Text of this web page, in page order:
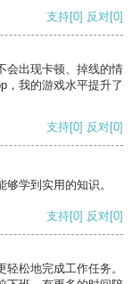
支持[0] 反对[0]
会出现卡顿、掉线的情
，我的游戏水平提升了
支持[0] 反对[0]
学到实用的知识。
支持[0] 反对[0]
松地完成工作任务。